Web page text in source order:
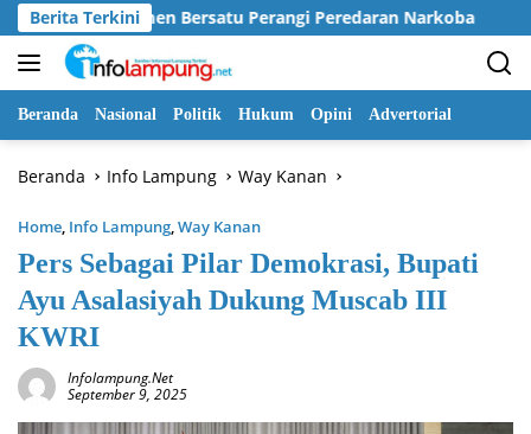
Langsung
ke
konten
Berita Terkini
Bersatu Perangi Peredaran Narkoba Pemkab
Beranda Nasional Politik Hukum Opini Advertorial
Beranda Info Lampung Way Kanan
Home, Info Lampung,Way Kanan
Pers Sebagai Pilar Demokrasi, Bupati
Ayu Asalasiyah Dukung Muscab III
KWRI
Infolampung.net
September 9, 2025